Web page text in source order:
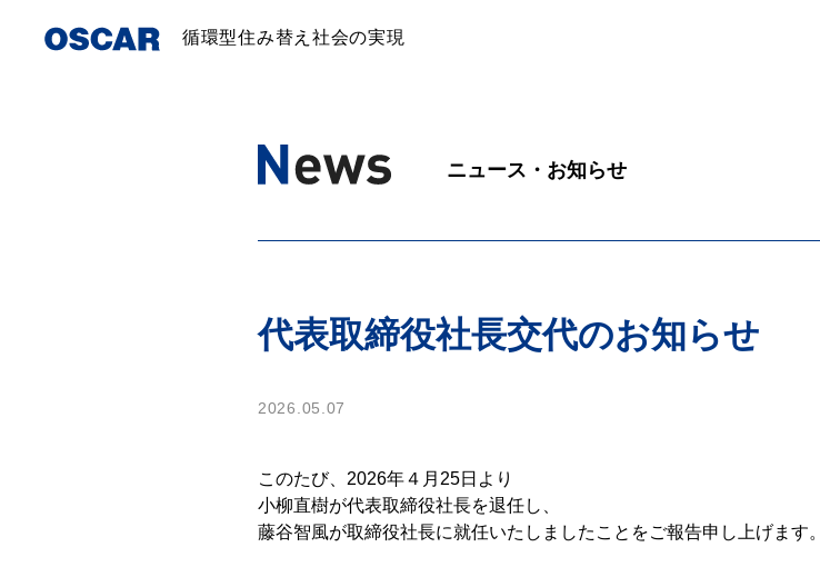
循環型住み替え社会の実現
ニュース・お知らせ
代表取締役社長交代のお知らせ
2026.05.07
このたび、2026年４月25日より
小柳直樹が代表取締役社長を退任し、
藤谷智風が取締役社長に就任いたしましたことをご報告申し上げます。